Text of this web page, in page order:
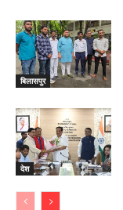
बिलासपुर
देश